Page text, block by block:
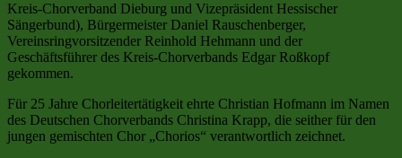
Kreis-Chorverband Dieburg und Vizepräsident Hessischer
Sängerbund), Bürgermeister Daniel Rauschenberger,
Vereinsringvorsitzender Reinhold Hehmann und der
Geschäftsführer des Kreis-Chorverbands Edgar Roßkopf
gekommen.
Für 25 Jahre Chorleitertätigkeit ehrte Christian Hofmann im Namen
des Deutschen Chorverbands Christina Krapp, die seither für den
jungen gemischten Chor „Chorios“ verantwortlich zeichnet.